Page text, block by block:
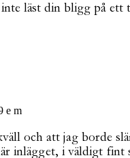
läst din bligg på
e m
och att jag borde
inlägget, i väldigt fint